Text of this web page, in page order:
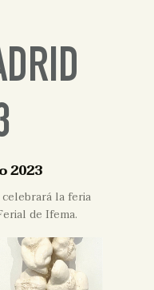
2023
la feria
de Ifema.